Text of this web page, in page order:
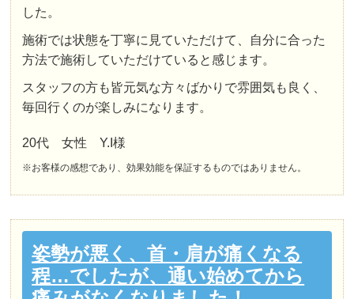
した。
施術では状態を丁寧に見ていただけて、自分に合った
方法で施術していただけていると感じます。
スタッフの方も皆元気な方々ばかりで雰囲気も良く、
毎回行くのが楽しみになります。
20代 女性 Y.I様
※お客様の感想であり、効果効能を保証するものではありません。
姿勢が悪く、首・肩が痛くなる
程…でしたが、通い始めてから